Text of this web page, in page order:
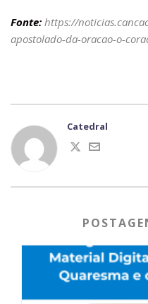
Fonte: https://
apostolado-da-oracao-o-
Catedral